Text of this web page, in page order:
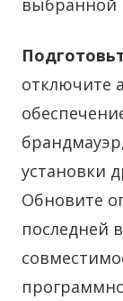
выбранной
отключите
установки
Обновите
последней